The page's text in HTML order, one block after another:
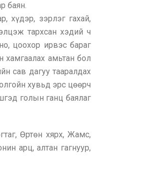
баян.
хүдэр, зэрлэг гахай,
тархсан хэдий ч
цоохор ирвэс бараг
хамгаалах амьтан бол
сав дагуу тааралдах
хувьд эрс цөөрч
голын ганц баялаг
Өртөн хярх, Жамс,
арц, алтан гагнуур,